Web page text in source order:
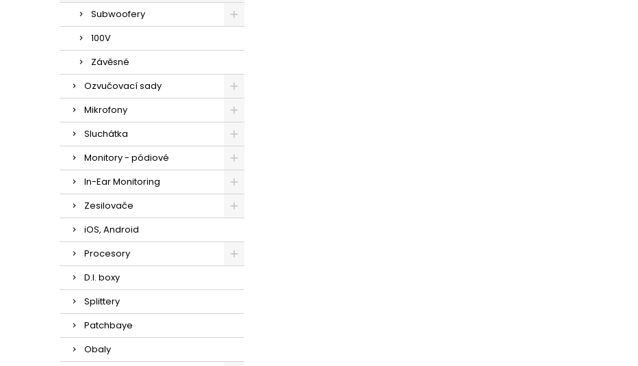
Subwoofery
100V
Závěsné
Ozvučovací sady
Mikrofony
Sluchátka
Monitory - pódiové
In-Ear Monitoring
Zesilovače
iOS, Android
Procesory
D.I. boxy
Splittery
Patchbaye
Obaly